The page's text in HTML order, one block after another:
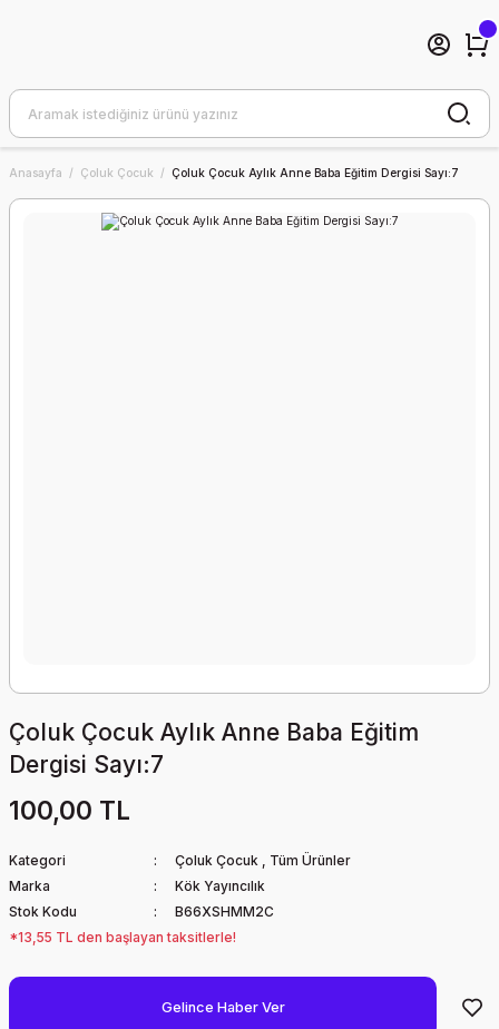
Anasayfa Çoluk Çocuk Çoluk Çocuk Aylık Anne Baba Eğitim Dergisi Sayı:7
Çoluk Çocuk Aylık Anne Baba Eğitim
Dergisi Sayı:7
100,00 TL
Kategori Çoluk Çocuk , Tüm Ürünler
Marka
Kök Yayıncılık
Stok Kodu
B66XSHMM2C
*13,55 TL den başlayan taksitlerle!
Gelince Haber Ver